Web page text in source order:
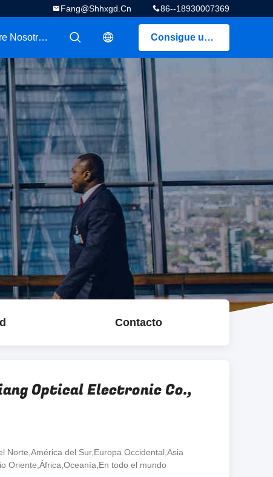
86--18930007369
Fang@shhxgd.cn
Consigue una cotización
描述
描述
Sobre Nosotros
Contacto
Optical Electronic Co.,
Norte,América del Sur,Europa Occidental,Asia
Oriente,África,Oceanía,En todo el mundo